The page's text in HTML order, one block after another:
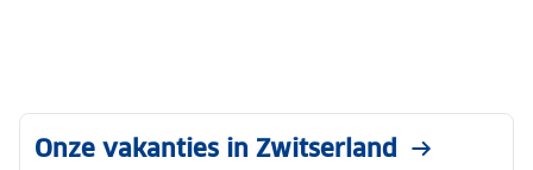
Onze vakanties in Zwitserland